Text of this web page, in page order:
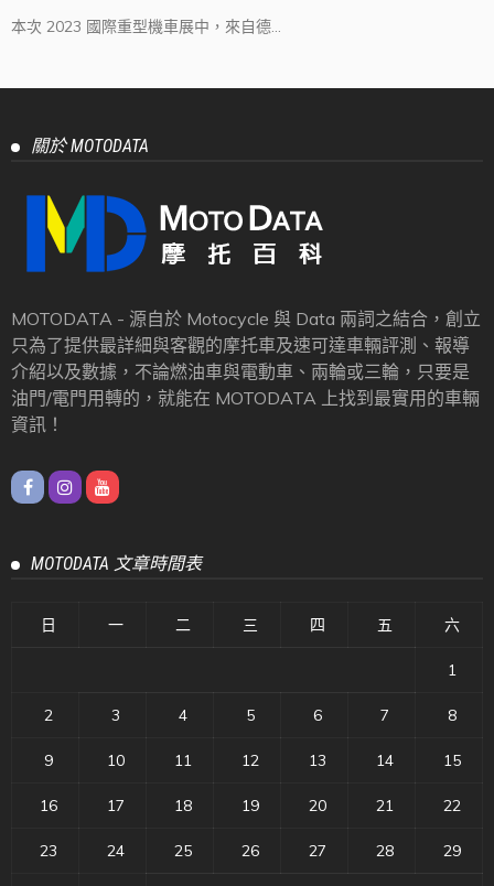
本次 2023 國際重型機車展中，來自德...
關於 MOTODATA
MOTODATA - 源自於 Motocycle 與 Data 兩詞之結合，創立
只為了提供最詳細與客觀的摩托車及速可達車輛評測、報導
介紹以及數據，不論燃油車與電動車、兩輪或三輪，只要是
油門/電門用轉的，就能在 MOTODATA 上找到最實用的車輛
資訊！
MOTODATA 文章時間表
日 一 二 三 四 五 六
1
2 3 4 5 6 7 8
9 10 11 12 13 14 15
16 17 18 19 20 21 22
23 24 25 26 27 28 29